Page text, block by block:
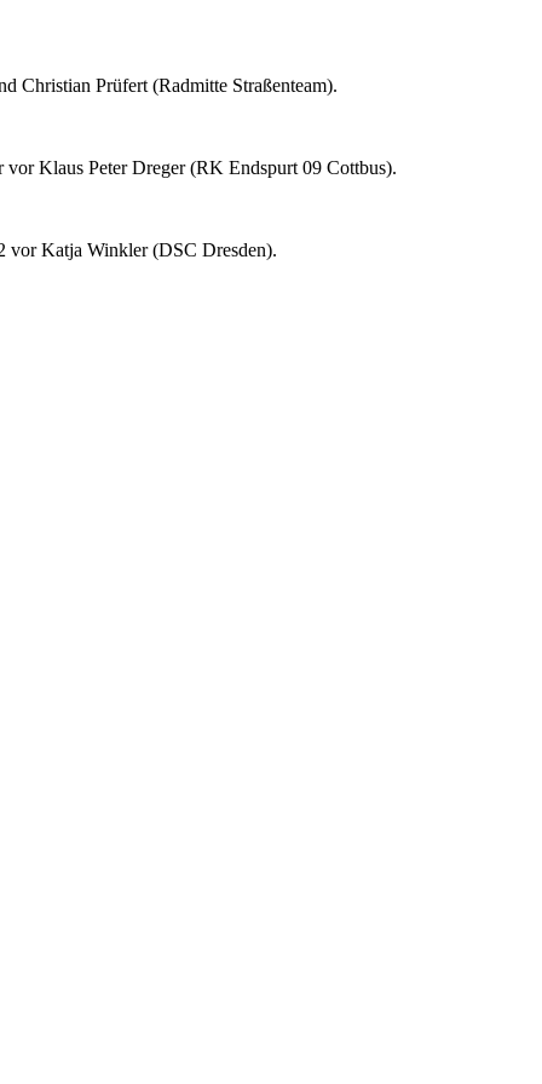
Christian Prüfert (Radmitte Straßenteam).
Klaus Peter Dreger (RK Endspurt 09 Cottbus).
vor Katja Winkler (DSC Dresden).